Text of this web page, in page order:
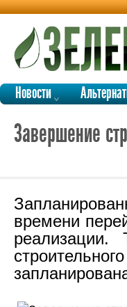
Новости
Завершение
времени
реализации.